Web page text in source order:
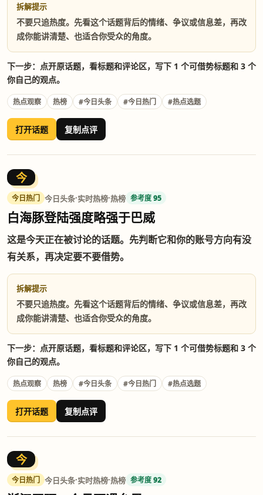
拆解提示
不要只追热度。先看这个话题背后的情绪、争议或信息差，再改
成你能讲清楚、也适合你受众的角度。
下一步：点开原话题，看标题和评论区，写下 1 个可借势标题和 3 个
你自己的观点。
热点观察 热榜 #今日头条 #今日热门 #热点选题
打开话题 复制点评
今
今日热门 今日头条·实时热榜·热榜 参考度 95
白海豚登陆强度略强于巴威
这是今天正在被讨论的话题。先判断它和你的账号方向有没
有关系，再决定要不要借势。
拆解提示
不要只追热度。先看这个话题背后的情绪、争议或信息差，再改
成你能讲清楚、也适合你受众的角度。
下一步：点开原话题，看标题和评论区，写下 1 个可借势标题和 3 个
你自己的观点。
热点观察 热榜 #今日头条 #今日热门 #热点选题
打开话题 复制点评
今
今日热门 今日头条·实时热榜·热榜 参考度 92